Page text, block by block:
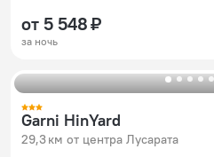
от 5 548 ₽
за ночь
Garni HinYard
29,3 км от центра Лусарата